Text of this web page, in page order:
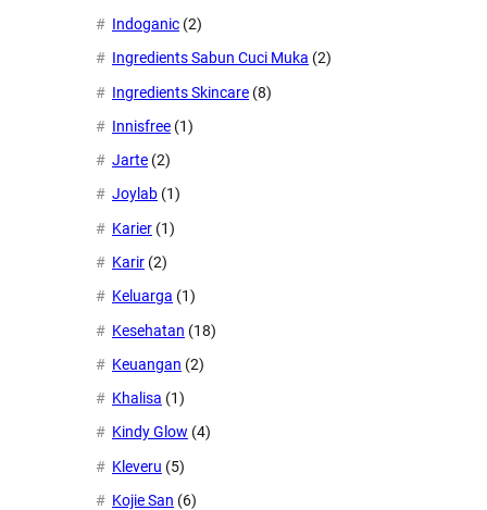
Indoganic (2)
Ingredients Sabun Cuci Muka (2)
Ingredients Skincare (8)
Innisfree (1)
Jarte (2)
Joylab (1)
Karier (1)
Karir (2)
Keluarga (1)
Kesehatan (18)
Keuangan (2)
Khalisa (1)
Kindy Glow (4)
Kleveru (5)
Kojie San (6)